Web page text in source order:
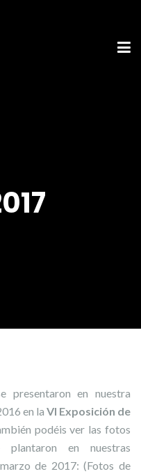
presentaron en nuestra
en la VI Exposición de
podéis ver las fotos
en nuestras
de 2017: (Fotos de